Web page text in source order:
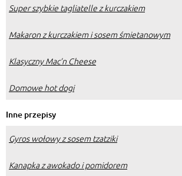
Super szybkie tagliatelle z kurczakiem
Makaron z kurczakiem i sosem śmietanowym
Klasyczny Mac’n Cheese
Domowe hot dogi
Inne przepisy
Gyros wołowy z sosem tzatziki
Kanapka z awokado i pomidorem